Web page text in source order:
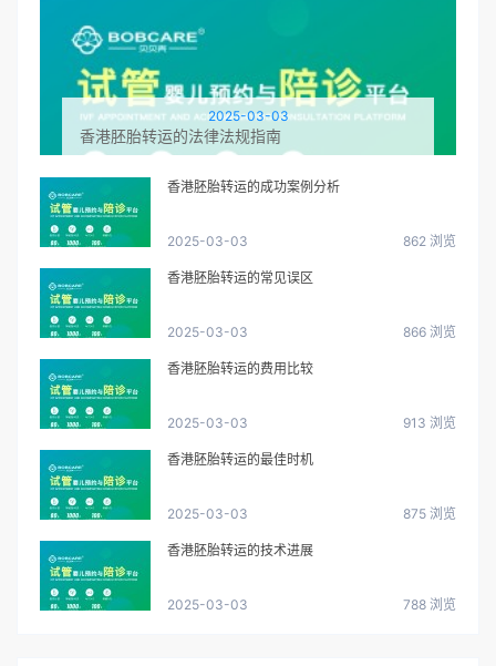
2025-03-03
香港胚胎转运的法律法规指南
香港胚胎转运的成功案例分析
2025-03-03 862 浏览
香港胚胎转运的常见误区
2025-03-03 866 浏览
香港胚胎转运的费用比较
2025-03-03 913 浏览
香港胚胎转运的最佳时机
2025-03-03 875 浏览
香港胚胎转运的技术进展
2025-03-03 788 浏览